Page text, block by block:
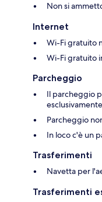
Non si
Internet
Wi-Fi gratuito
Wi-Fi gratuito
Parcheggio
Il parcheggio
Parcheggio
In loco c'è un
Trasferimenti
Navetta per
Trasferimenti